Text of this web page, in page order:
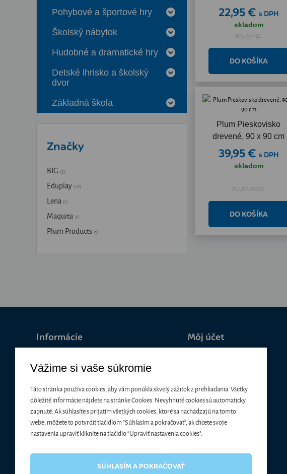
Pohybové a športové hry
Školský nábytok
Hudobné a dramatické hry
Detské ihrisko a školský
dvor
Základná škola
Značky
BIG (3)
Eduplay (19)
Lena (1)
Maquita (1)
Plum Products (1)
22,95 € s DPH
skladom
BIG.07711
Plum Pieskovisko
drevené, 90 x 90 cm
39,95 € s DPH
skladom
PLUM.25083
Informácie
O nás
Platba a doručenie
Darčeky k objednávkam
Podpor svoju školu
Všeobecné obchodné podmienky
Reklamačné podmienky
Kontakt
Môj účet
Registrácia
Zabudnuté heslo
Vážime si vaše súkromie
Táto stránka používa cookies, aby vám ponúkla skvelý zážitok z prehliadania. Všetky
dôležité informácie nájdete na stránke Cookies. Nevyhnuté cookies sú automaticky
zapnuté. Ak súhlasíte s prijatím všetkých cookies, ktoré sa nachádzajú na tomto
webe, môžete to potvrdiť tlačidlom “Súhlasím a pokračovať", ak chcete svoje
nastavenia upraviť kliknite na tlačidlo “Upraviť nastavenia cookies".
SÚHLASÍM A POKRAČOVAŤ